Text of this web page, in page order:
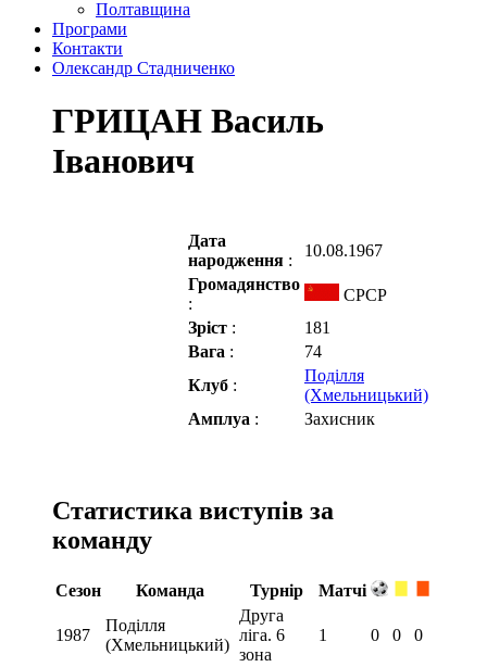
Полтавщина
Програми
Контакти
Олександр Стадниченко
ГРИЦАН Василь
Іванович
Дата
народження :
10.08.1967
Громадянство
:
СРСР
Зріст :
181
Вага :
74
Клуб :
Поділля
(Хмельницький)
Амплуа : Захисник
Статистика виступів за
команду
Сезон Команда Турнір Матчі
1987
Поділля
(Хмельницький)
Друга
ліга. 6
зона
1 0 0 0